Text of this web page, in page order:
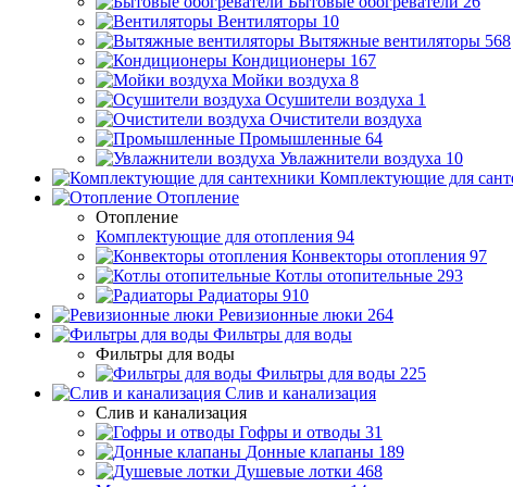
Вентиляторы 10
Вытяжные вентиляторы 568
Кондиционеры 167
Мойки воздуха 8
Осушители воздуха 1
Очистители воздуха
Промышленные 64
Увлажнители воздуха 10
Комплектующие для
Отопление
Отопление
Комплектующие для отопления 94
Конвекторы отопления 97
Котлы отопительные 293
Радиаторы 910
Ревизионные люки 264
Фильтры для воды
Фильтры для воды
Фильтры для воды 225
Слив и канализация
Слив и канализация
Гофры и отводы 31
Донные клапаны 189
Душевые лотки 468